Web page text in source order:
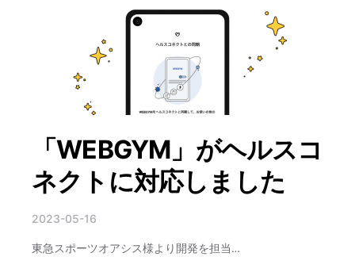
「WEBGYM」がヘルスコ
ネクトに対応しました
2023-05-16
東急スポーツオアシス様より開発を担当…